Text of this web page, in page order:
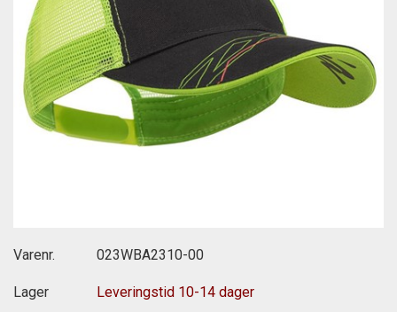
Varenr. 023WBA2310-00
Lager Leveringstid 10-14 dager